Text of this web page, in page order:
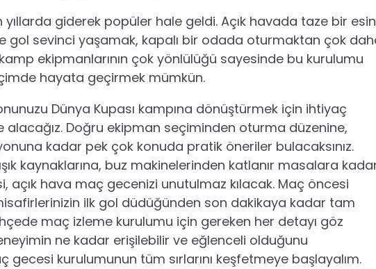
giderek popüler hale geldi. Açık havada taze bir
gol sevinci yaşamak, kapalı bir odada oturmaktan çok
ekipmanlarının çok yönlülüğü sayesinde bu kurulumu
hayata geçirmek mümkün.
Dünya Kupası kampına dönüştürmek için ihtiyaç
alacağız. Doğru ekipman seçiminden oturma düzenine,
kadar pek çok konuda pratik öneriler bulacaksınız.
kaynaklarına, buz makinelerinden katlanır masalara
açık hava maç gecenizi unutulmaz kılacak. Maç öncesi
ilk gol düdüğünden son dakikaya kadar tam
maç izleme kurulumu için gereken her detayı göz
ne kadar erişilebilir ve eğlenceli olduğunu
gecesi kurulumunun tüm sırlarını keşfetmeye başlayalım.